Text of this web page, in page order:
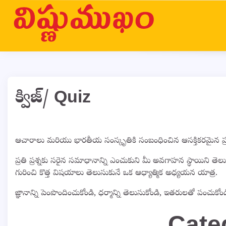
content
క్విజ్/ Quiz
ఆచారాలు మరియు భారతీయ సంస్కృతికి సంబంధించిన ఆసక్తికరమైన
ప్రతి ప్రశ్నకు సరైన సమాధానాన్ని ఎంచుకుని మీ అవగాహన స్థాయిని
గురించి కొత్త విషయాలు తెలుసుకునే ఒక ఆధ్యాత్మిక అధ్యయన యాత్ర.
జ్ఞానాన్ని పెంపొందించుకోండి, ధర్మాన్ని తెలుసుకోండి, ఇతరులతో